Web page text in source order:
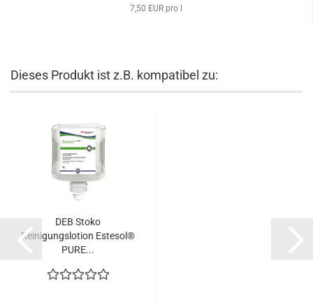
7,50 EUR pro l
Dieses Produkt ist z.B. kompatibel zu:
DEB Stoko
Reinigungslotion Estesol®
PURE...